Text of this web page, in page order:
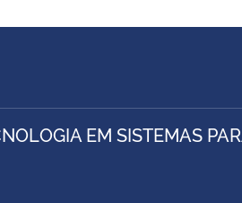
EM SISTEMAS